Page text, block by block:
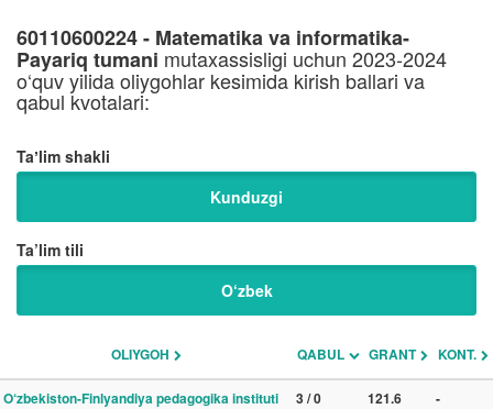
60110600224 - Matematika va informatika-
Payariq tumani mutaxassisligi uchun 2023-2024
o‘quv yilida oliygohlar kesimida kirish ballari va
qabul kvotalari:
Taʼlim shakli
Kunduzgi
Ta’lim tili
O‘zbek
OLIYGOH QABUL GRANT KONT.
O‘zbekiston-Finlyandiya pedagogika instituti 3 / 0 121.6 -